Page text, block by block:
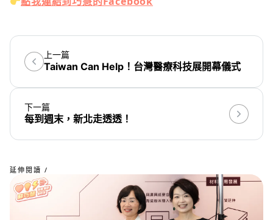
上一篇
Taiwan Can Help！台灣醫療科技展開幕儀式
下一篇
每到週末，新北走透透！
延伸閱讀 /